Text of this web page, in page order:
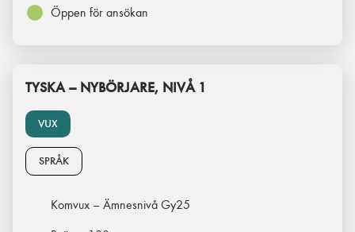
Öppen för ansökan
VUX
TYSKA – NYBÖRJARE, NIVÅ 1
SPRÅK
Komvux – Ämnesnivå Gy25